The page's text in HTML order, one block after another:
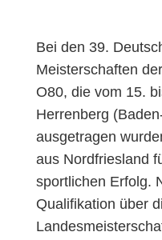
Bei den 39.
Meisterschaften
O80, die vom 15.
Herrenberg
ausgetragen
aus Nordfriesland
sportlichen Erfolg.
Qualifikation über